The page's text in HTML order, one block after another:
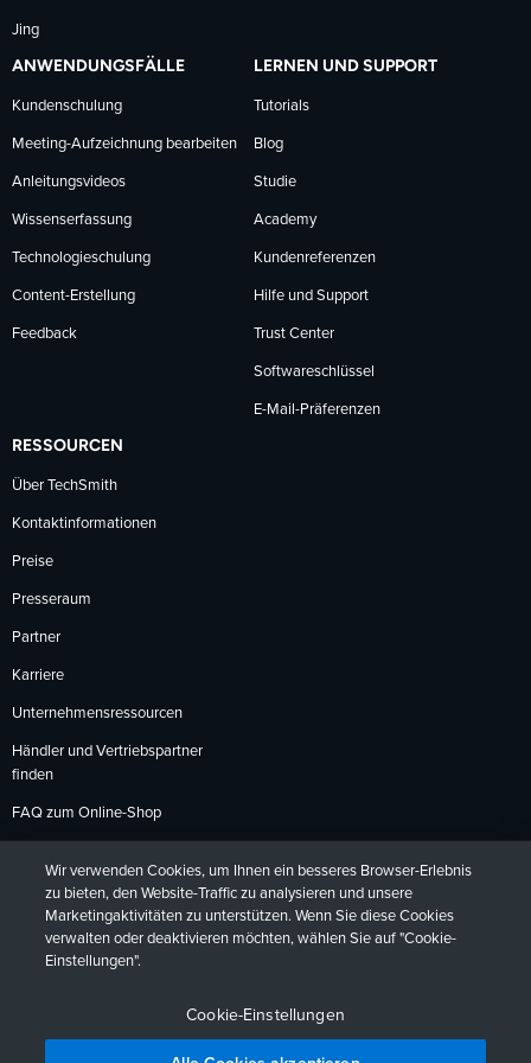
Jing
ANWENDUNGSFÄLLE
Kundenschulung
Meeting-Aufzeichnung bearbeiten
Anleitungsvideos
Wissenserfassung
Technologieschulung
Content-Erstellung
Feedback
LERNEN UND SUPPORT
Tutorials
Blog
Studie
Academy
Kundenreferenzen
Hilfe und Support
Trust Center
Softwareschlüssel
E-Mail-Präferenzen
RESSOURCEN
Über TechSmith
Kontaktinformationen
Preise
Presseraum
Partner
Karriere
Unternehmensressourcen
Händler und Vertriebspartner
finden
FAQ zum Online-Shop
Rückgabebedingungen
DeutschFrançaisEspañol日本語
Wir verwenden Cookies, um Ihnen ein besseres Browser-Erlebnis
zu bieten, den Website-Traffic zu analysieren und unsere
Marketingaktivitäten zu unterstützen. Wenn Sie diese Cookies
verwalten oder deaktivieren möchten, wählen Sie auf "Cookie-
Einstellungen".
Cookie-Einstellungen